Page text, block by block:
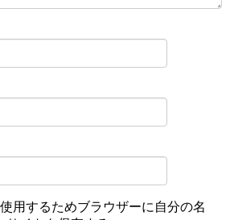
用するためブラウザーに自分の名